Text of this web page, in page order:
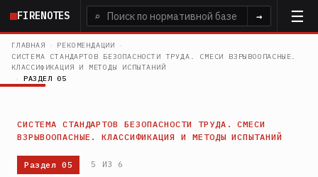
Перейти
основному
содержанию
FIRENOTES ⌕ →
ГЛАВНАЯ › РЕКОМЕНДАЦИИ
›
СИСТЕМА СТАНДАРТОВ БЕЗОПАСНОСТИ ТРУДА. СМЕСИ ВЗРЫВООПАСНЫЕ.
КЛАССИФИКАЦИЯ И МЕТОДЫ ИСПЫТАНИЙ
›
РАЗДЕЛ 05
СИСТЕМА СТАНДАРТОВ БЕЗОПАСНОСТИ ТРУДА. СМЕСИ
ВЗРЫВООПАСНЫЕ. КЛАССИФИКАЦИЯ И МЕТОДЫ ИСПЫТАНИЙ
Раздел 05 5 ИЗ 6